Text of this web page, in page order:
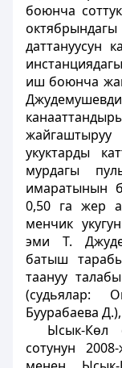
боюнча
даттануусун
иш боюнча
укуктарды
мурдагы
имаратынын
0,50 га жер
менчик
эми Т.
батыш
таануу
(судьялар:
Буурабаева Д.),
Ысык-Көл
сотунун